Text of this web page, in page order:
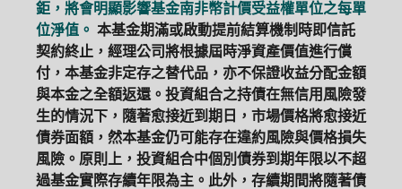
鉅，將會明顯影響基金南非幣計價受益權單位之每單
位淨值。 本基金期滿或啟動提前結算機制時即信託
契約終止，經理公司將根據屆時淨資產價值進行償
付，本基金非定存之替代品，亦不保證收益分配金額
與本金之全額返還。投資組合之持債在無信用風險發
生的情況下，隨著愈接近到期日，市場價格將愈接近
債券面額，然本基金仍可能存在違約風險與價格損失
風險。原則上，投資組合中個別債券到期年限以不超
過基金實際存續年限為主。此外，存續期間將隨著債